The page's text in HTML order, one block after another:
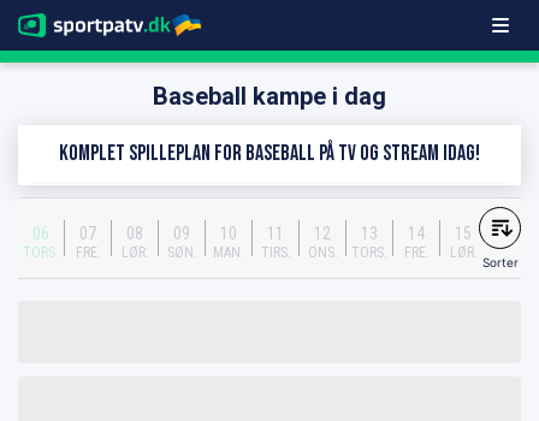
Baseball kampe i dag
Komplet spilleplan for Baseball på TV og stream idag!
06
TORS.
07
FRE.
08
LØR.
09
SØN.
10
MAN.
11
TIRS.
12
ONS.
13
TORS.
14
FRE.
15
LØR.
Sorter